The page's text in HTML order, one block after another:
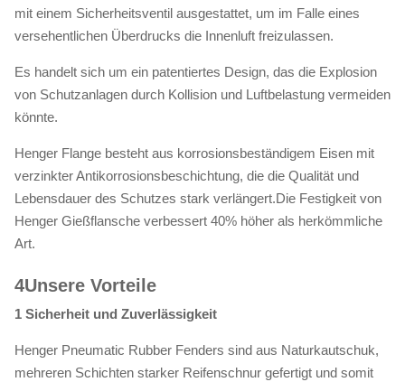
mit einem Sicherheitsventil ausgestattet, um im Falle eines
versehentlichen Überdrucks die Innenluft freizulassen.
Es handelt sich um ein patentiertes Design, das die Explosion
von Schutzanlagen durch Kollision und Luftbelastung vermeiden
könnte.
Henger Flange besteht aus korrosionsbeständigem Eisen mit
verzinkter Antikorrosionsbeschichtung, die die Qualität und
Lebensdauer des Schutzes stark verlängert.Die Festigkeit von
Henger Gießflansche verbessert 40% höher als herkömmliche
Art.
4Unsere Vorteile
1 Sicherheit und Zuverlässigkeit
Henger Pneumatic Rubber Fenders sind aus Naturkautschuk,
mehreren Schichten starker Reifenschnur gefertigt und somit